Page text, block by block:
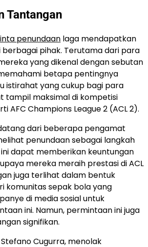
Tantangan
penundaan laga mendapatkan
berbagai pihak. Terutama dari para
yang dikenal dengan sebutan
betapa pentingnya
istirahat yang cukup bagi para
tampil maksimal di kompetisi
AFC Champions League 2 (ACL 2).
dari beberapa pengamat
penundaan sebagai langkah
dapat memberikan keuntungan
mereka meraih prestasi di ACL
juga terlihat dalam bentuk
komunitas sepak bola yang
di media sosial untuk
ini. Namun, permintaan ini juga
signifikan.
Cugurra, menolak